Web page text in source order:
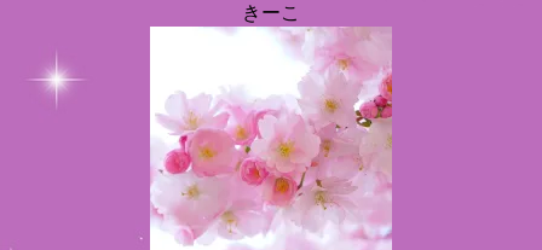
きーこ